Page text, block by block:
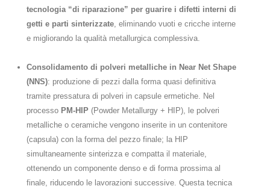
tecnologia “di riparazione” per guarire i difetti interni di
getti e parti sinterizzate, eliminando vuoti e cricche interne
e migliorando la qualità metallurgica complessiva.
Consolidamento di polveri metalliche in Near Net Shape
(NNS): produzione di pezzi dalla forma quasi definitiva
tramite pressatura di polveri in capsule ermetiche. Nel
processo PM-HIP (Powder Metallurgy + HIP), le polveri
metalliche o ceramiche vengono inserite in un contenitore
(capsula) con la forma del pezzo finale; la HIP
simultaneamente sinterizza e compatta il materiale,
ottenendo un componente denso e di forma prossima al
finale, riducendo le lavorazioni successive. Questa tecnica